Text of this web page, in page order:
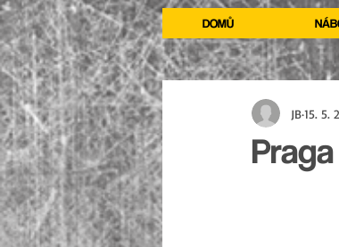
DOMŮ
JB15. 5.